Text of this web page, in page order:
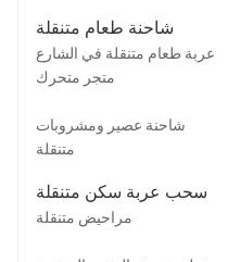
شاحنة طعام متنقلة
عربة طعام متنقلة في الشارع
متجر متحرك
شاحنة عصير ومشروبات
متنقلة
سحب عربة سكن متنقلة
مراحيض متنقلة